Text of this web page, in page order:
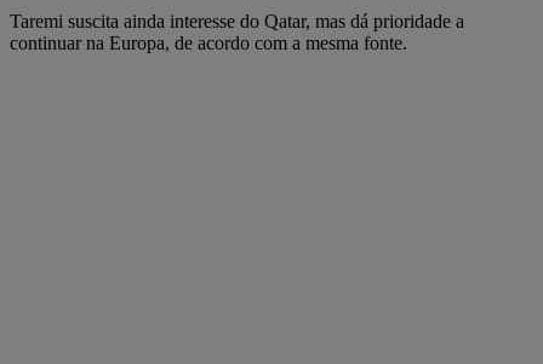
Taremi suscita ainda interesse do Qatar, mas dá prioridade a
continuar na Europa, de acordo com a mesma fonte.